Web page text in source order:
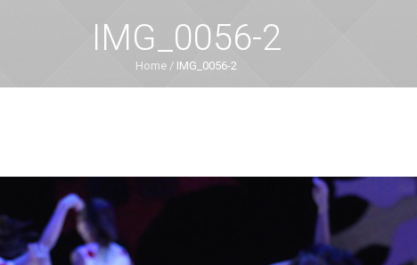
IMG_0056-2
Home / IMG_0056-2